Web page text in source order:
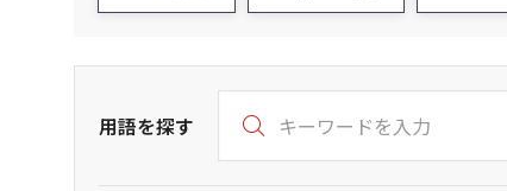
用語を探す